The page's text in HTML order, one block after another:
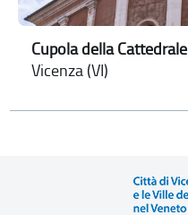
Cupola della Cattedrale
Vicenza (VI)